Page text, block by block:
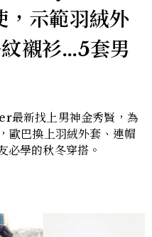
示範羽絨外
襯衫…5套男
新找上男神金秀賢，為
歐巴換上羽絨外套、連帽
必學的秋冬穿搭。